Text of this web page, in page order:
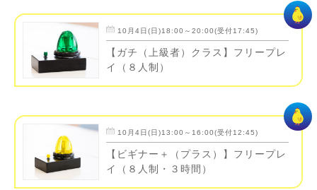
10月4日(日)18:00～20:00(受付17:45)
【ガチ（上級者）クラス】フリープレ
イ（８人制）
10月4日(日)13:00～16:00(受付12:45)
【ビギナー＋（プラス）】フリープレ
イ（８人制・３時間）